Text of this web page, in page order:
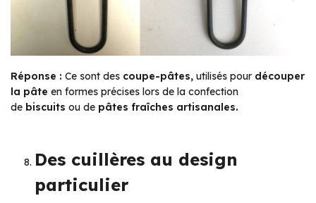
Réponse : Ce sont des coupe-pâtes, utilisés pour découper
la pâte en formes précises lors de la confection
de biscuits ou de pâtes fraîches artisanales.
Des cuillères au design
particulier